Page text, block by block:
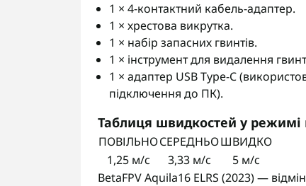
1 × 4-контактний кабель-адаптер.
1 × хрестова викрутка.
1 × набір запасних гвинтів.
1 × інструмент для видалення
1 × адаптер USB Type-C
підключення до ПК).
Таблиця швидкостей у
ПОВІЛЬНОСЕРЕДНЬОШВИДКО
1,25 м/с
3,33 м/с
5 м/с
BetaFPV Aquila16 ELRS (2023) —